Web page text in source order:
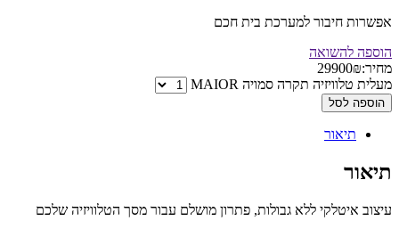
אפשרות חיבור למערכת בית חכם
הוספה להשואה
מחיר:
29900₪
מעלית טלוויזיה תקרה סמויה MAIOR
הוספה לסל
תיאור
תיאור
עיצוב איטלקי ללא גבולות, פתרון מושלם עבור מסך הטלוויזיה שלכם